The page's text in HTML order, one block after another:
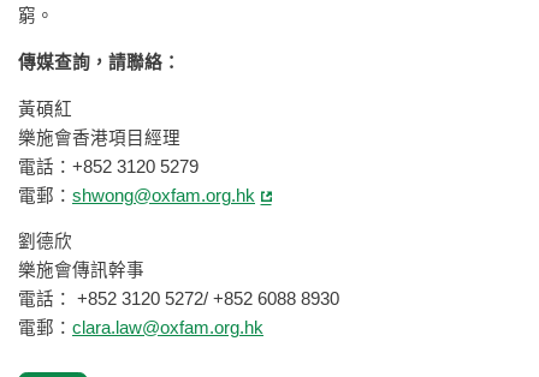
窮。
傳媒查詢，請聯絡：
黃碩紅
樂施會香港項目經理
電話：+852 3120 5279
電郵： shwong@oxfam.org.hk
劉德欣
樂施會傳訊幹事
電話： +852 3120 5272/ +852 6088 8930
電郵： clara.law@oxfam.org.hk